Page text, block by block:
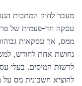
מעבר לחוק המתכות
ממס, אך עסקאות
נחושת אחת לחודש,
לרשות המיסים. בעלי
להוציא חשבונית מס